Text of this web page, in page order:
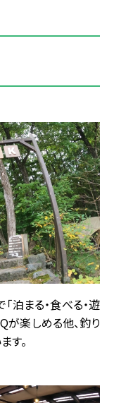
泊まる・食べる・遊
が楽しめる他、釣り
す。